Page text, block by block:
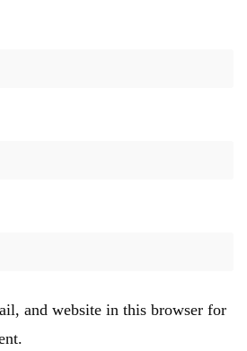
and website in this browser for